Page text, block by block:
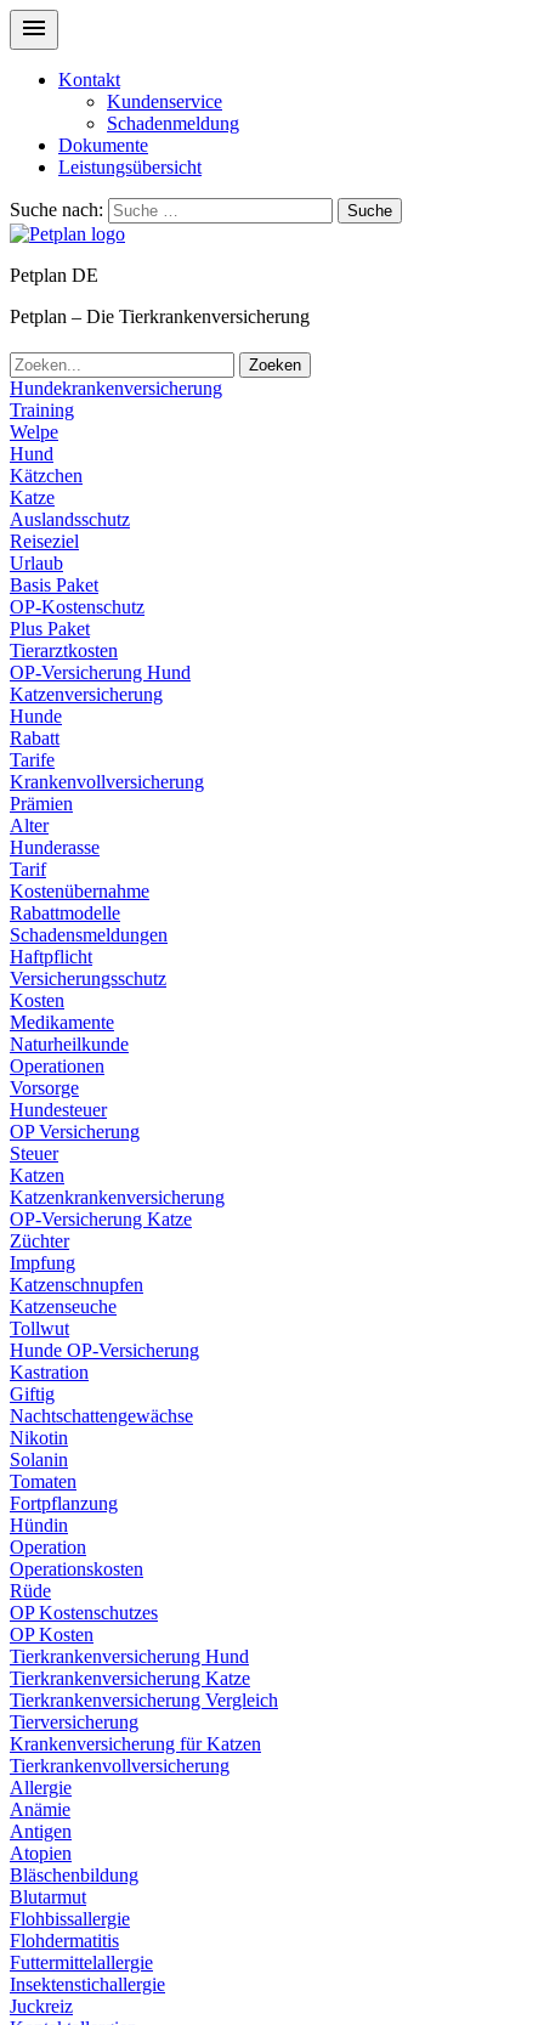
Kontakt
Kundenservice
Schadenmeldung
Dokumente
Leistungsübersicht
Suche nach: Suche
Petplan DE
Petplan – Die Tierkrankenversicherung
Zoeken
Hundekrankenversicherung
Training
Welpe
Hund
Kätzchen
Katze
Auslandsschutz
Reiseziel
Urlaub
Basis Paket
OP-Kostenschutz
Plus Paket
Tierarztkosten
OP-Versicherung Hund
Katzenversicherung
Hunde
Rabatt
Tarife
Krankenvollversicherung
Prämien
Alter
Hunderasse
Tarif
Kostenübernahme
Rabattmodelle
Schadensmeldungen
Haftpflicht
Versicherungsschutz
Kosten
Medikamente
Naturheilkunde
Operationen
Vorsorge
Hundesteuer
OP Versicherung
Steuer
Katzen
Katzenkrankenversicherung
OP-Versicherung Katze
Züchter
Impfung
Katzenschnupfen
Katzenseuche
Tollwut
Hunde OP-Versicherung
Kastration
Giftig
Nachtschattengewächse
Nikotin
Solanin
Tomaten
Fortpflanzung
Hündin
Operation
Operationskosten
Rüde
OP Kostenschutzes
OP Kosten
Tierkrankenversicherung Hund
Tierkrankenversicherung Katze
Tierkrankenversicherung Vergleich
Tierversicherung
Krankenversicherung für Katzen
Tierkrankenvollversicherung
Allergie
Anämie
Antigen
Atopien
Bläschenbildung
Blutarmut
Flohbissallergie
Flohdermatitis
Futtermittelallergie
Insektenstichallergie
Juckreiz